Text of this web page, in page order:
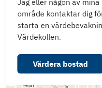
område kontaktar dig
starta en
Värdekollen.
Värdera bostad